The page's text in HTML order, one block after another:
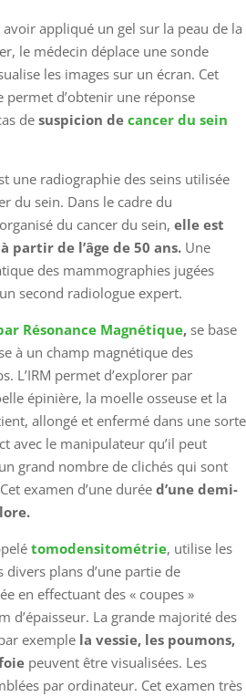
avoir appliqué un gel sur la peau de la
le médecin déplace une sonde
les images sur un écran. Cet
d’obtenir une réponse
de suspicion de cancer du sein
une radiographie des seins utilisée
du sein. Dans le cadre du
du cancer du sein, elle est
partir de l’âge de 50 ans. Une
des mammographies jugées
second radiologue expert.
Résonance Magnétique, se base
à un champ magnétique des
L’IRM permet d’explorer par
épinière, la moelle osseuse et la
allongé et enfermé dans une sorte
avec le manipulateur qu’il peut
grand nombre de clichés qui sont
examen d’une durée d’une demi-
tomodensitométrie, utilise les
plans d’une partie de
en effectuant des « coupes »
d’épaisseur. La grande majorité des
exemple la vessie, les poumons,
peuvent être visualisées. Les
par ordinateur. Cet examen très